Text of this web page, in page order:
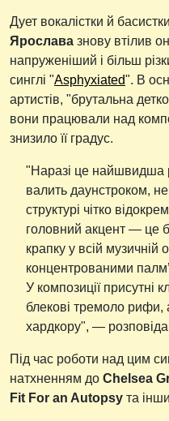
Дует вокалістки й
Ярослава знову втілив
напруженіший і більш
синглі "Asphyxiated". В
артистів, "брутальна
вони працювали над
знизило її градус.
"Наразі це найшвидша
валить даунстроком,
структурі чітко
головний акцент — це
крапку у всій музичній
концентрованими
У композиції присутні
блекові тремоло рифи,
хардкору", —
Під час роботи над цим
натхненням до Chelsea
Fit For an Autopsy та